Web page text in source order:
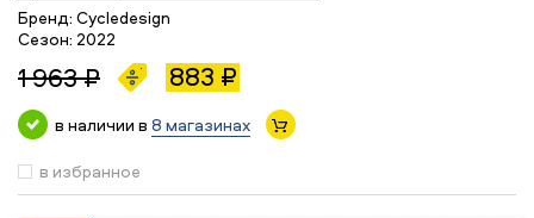
Бренд: Cycledesign
Сезон: 2022
1 963 ₽ 883 ₽
в наличии в 8 магазинах
в избранное